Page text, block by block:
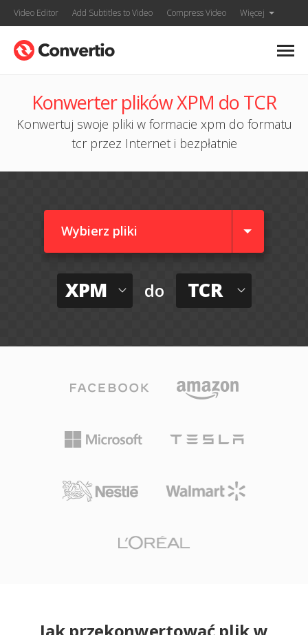
Video Editor Add Subtitles to Video Compress Video Więcej
Konwerter plików XPM do TCR
Konwertuj swoje pliki w formacie xpm do formatu
tcr przez Internet i bezpłatnie
Wybierz pliki
XPM do TCR